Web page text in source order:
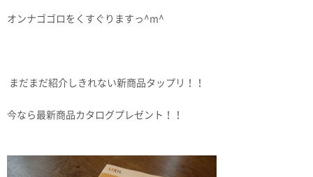
オンナゴゴロをくすぐりますっ^m^
まだまだ紹介しきれない新商品タップリ！！
今なら最新商品カタログプレゼント！！